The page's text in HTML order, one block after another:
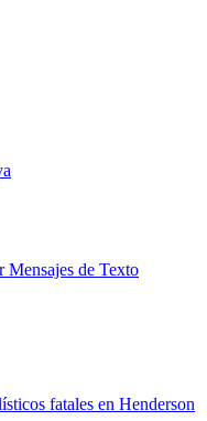
de Texto
fatales en Henderson